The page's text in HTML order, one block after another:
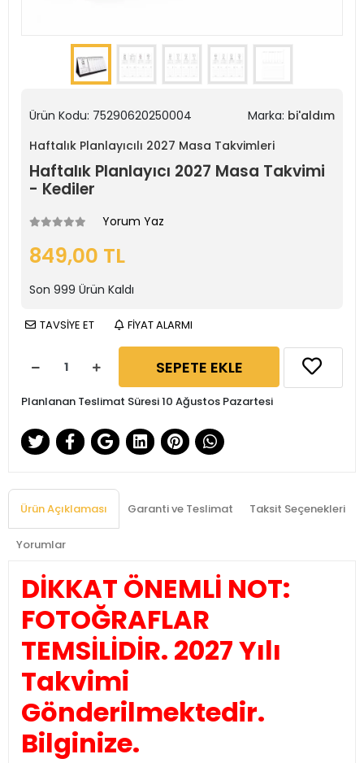
Ürün Kodu: 75290620250004 Marka: bi'aldım
Haftalık Planlayıcılı 2027 Masa Takvimleri
Haftalık Planlayıcı 2027 Masa Takvimi
- Kediler
Yorum Yaz
849,00 TL
Son 999 Ürün Kaldı
TAVSİYE ET FİYAT ALARMI
SEPETE EKLE
Planlanan Teslimat Süresi 10 Ağustos Pazartesi
Ürün Açıklaması Garanti ve Teslimat Taksit Seçenekleri
Yorumlar
DİKKAT ÖNEMLİ NOT:
FOTOĞRAFLAR
TEMSİLİDİR. 2027 Yılı
Takvimi
Gönderilmektedir.
Bilginize.